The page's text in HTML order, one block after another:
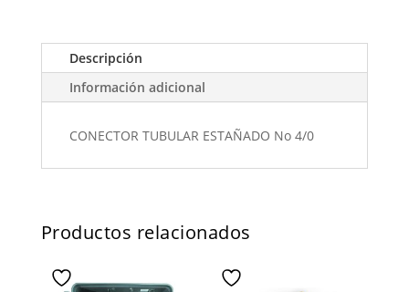
Descripción
Información adicional
CONECTOR TUBULAR ESTAÑADO No 4/0
Productos relacionados